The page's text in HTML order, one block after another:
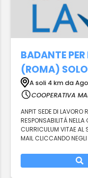
BADANTE
(ROMA)
A soli 4 km da
COOPERATIVA
ANPIT SEDE DI LAVORO
RESPONSABILITÁ NELLA
CURRICULUM VITAE AL
MAIL CLICCANDO